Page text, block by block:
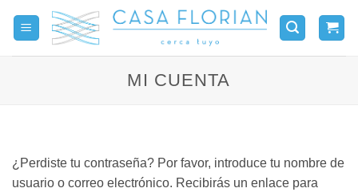
contenido
MI CUENTA
¿Perdiste tu contraseña? Por favor, introduce tu nombre de
usuario o correo electrónico. Recibirás un enlace para